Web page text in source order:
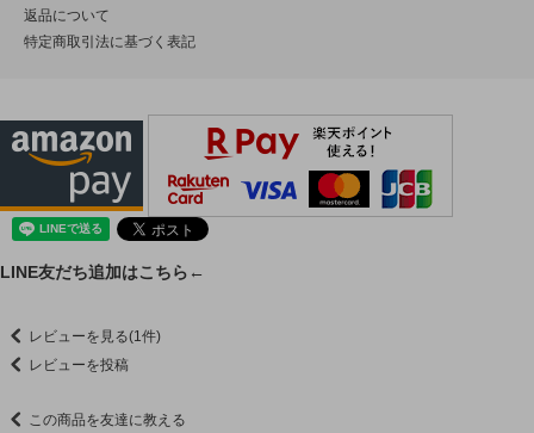
返品について
特定商取引法に基づく表記
LINE友だち追加はこちら←
レビューを見る(1件)
レビューを投稿
この商品を友達に教える